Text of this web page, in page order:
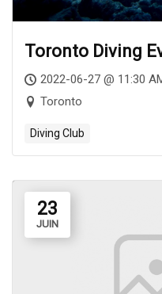
Toronto Diving
2022-06-27 @ 11:30
Toronto
Diving Club
23
JUIN